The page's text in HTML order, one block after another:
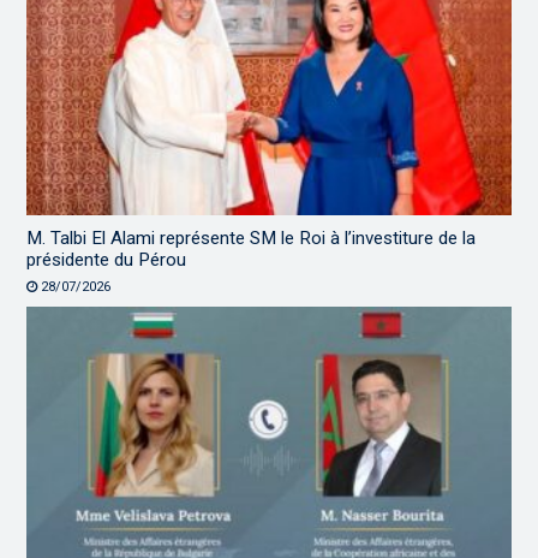
M. Talbi El Alami représente SM le Roi à l’investiture de la
présidente du Pérou
28/07/2026